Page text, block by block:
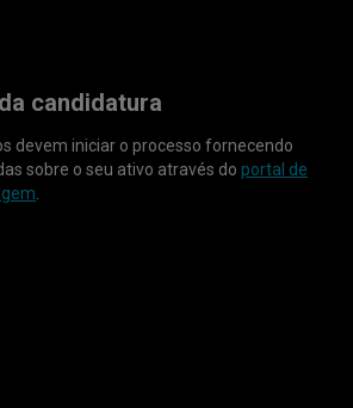
candidatura
devem iniciar o processo fornecendo
sobre o seu ativo através do portal de